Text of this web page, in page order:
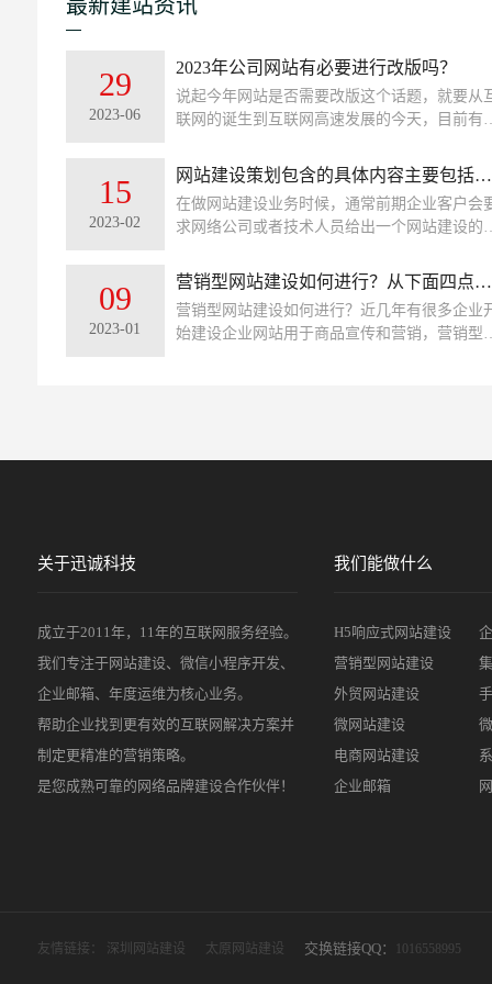
最新建站资讯
29
2023-06
2023年公司网站有必要进行改版吗？
说起今年网站是否需要改版这个话题，就要从
联网的诞生到互联网高速发展的今天，目前有
了这些技术的前提，今天我们来说说公司网站
没有必要进行改版？
15
2023-02
网站建设策划包含的具体内容主要包括哪些内容
在做网站建设业务时候，通常前期企业客户会
求网络公司或者技术人员给出一个网站建设的
的人员在建立网站前也应该出一个这样的策划
案，这样能让自己的思路更清晰一些。
09
2023-01
营销型网站建设如何进行？从下面四点进行了解！
营销型网站建设如何进行？近几年有很多企业
始建设企业网站用于商品宣传和营销，营销型
关于迅诚科技
成立于2011年，11年的互联网服务经验。
我们专注于网站建设、微信小程序开发、
企业邮箱、年度运维为核心业务。
帮助企业找到更有效的互联网解决方案并
制定更精准的营销策略。
是您成熟可靠的网络品牌建设合作伙伴！
我们能做什么
H5响应式网站建设
营销型网站建设
外贸网站建设
微网站建设
电商网站建设
企业邮箱
友情链接： 深圳网站建设 太原网站建设 交换链接QQ： 1016558995